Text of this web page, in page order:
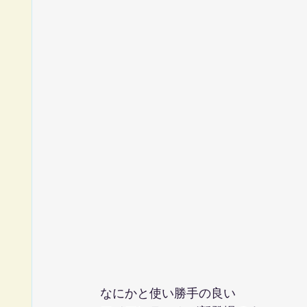
なにかと使い勝手の良い